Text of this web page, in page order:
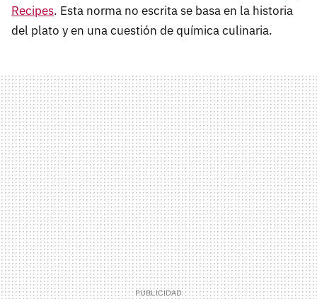
Recipes. Esta norma no escrita se basa en la historia
del plato y en una cuestión de química culinaria.